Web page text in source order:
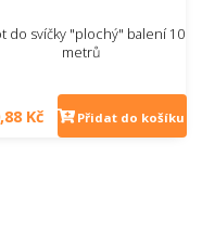
do svíčky "plochý" balení 10
metrů
Kč Přidat do košíku